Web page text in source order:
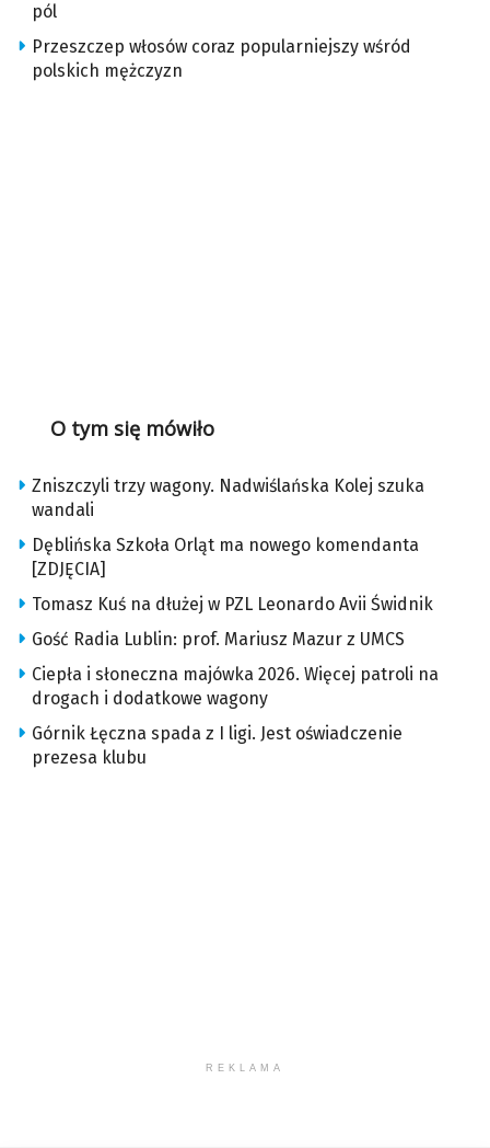
pól
Przeszczep włosów coraz popularniejszy wśród
polskich mężczyzn
O tym się mówiło
Zniszczyli trzy wagony. Nadwiślańska Kolej szuka
wandali
Dęblińska Szkoła Orląt ma nowego komendanta
[ZDJĘCIA]
Tomasz Kuś na dłużej w PZL Leonardo Avii Świdnik
Gość Radia Lublin: prof. Mariusz Mazur z UMCS
Ciepła i słoneczna majówka 2026. Więcej patroli na
drogach i dodatkowe wagony
Górnik Łęczna spada z I ligi. Jest oświadczenie
prezesa klubu
REKLAMA